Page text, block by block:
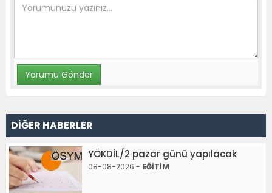
DİĞER HABERLER
YÖKDİL/2 pazar günü yapılacak
08-08-2026 - EĞİTİM